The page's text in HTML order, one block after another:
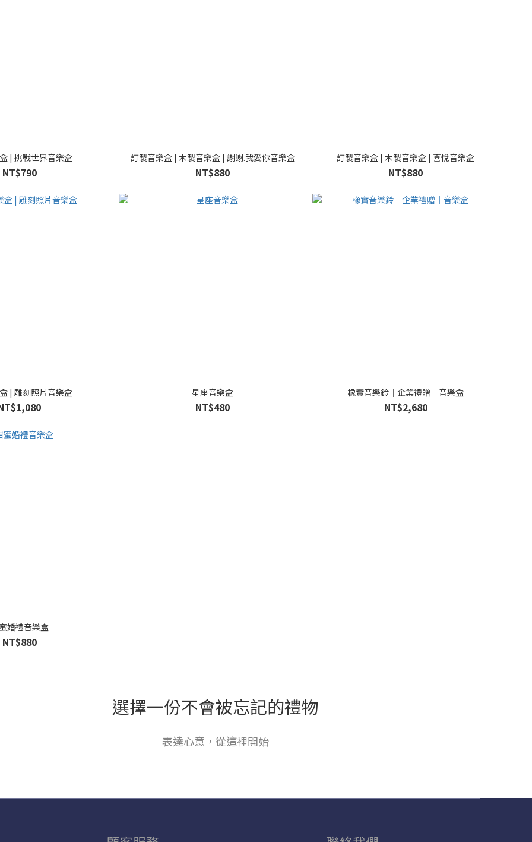
| 挑戰世界音樂盒
NT$790
訂製音樂盒 | 木製音樂盒 | 謝謝.我愛你音樂盒
NT$880
訂製音樂盒 | 木製音樂盒 | 喜悅音樂盒
NT$880
| 雕刻照片音樂盒 星座音樂盒
NT$480
橡實音樂鈴｜企業禮贈｜音樂盒
NT$2,680
婚禮音樂盒
NT$880
選擇一份不會被忘記的禮物
表達心意，從這裡開始